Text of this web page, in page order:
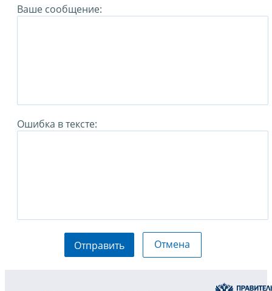
Ваше сообщение:
Ошибка в тексте:
Отправить Отмена